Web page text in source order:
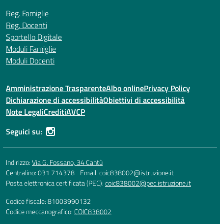
Reg. Famiglie
Reg. Docenti
Sportello Digitale
Moduli Famiglie
Moduli Docenti
Amministrazione TrasparenteAlbo onlinePrivacy Policy
Dichiarazione di accessibilitàObiettivi di accessibilità
Note LegaliCreditiAVCP
Seguici su:
Indirizzo:Via G. Fossano, 34 Cantù
Centralino:031 714378 Email:coic838002@istruzione.it
Posta elettronica certificata (PEC):coic838002@pec.istruzione.it
Codice fiscale: 81003990132
Codice meccanografico:COIC838002